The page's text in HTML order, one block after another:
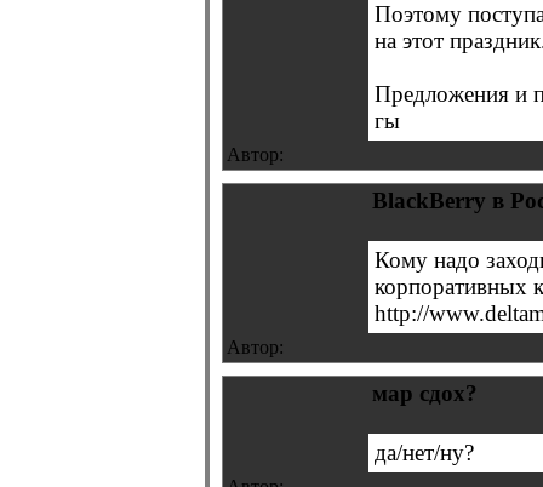
Поэтому
на этот
Предложения и
гы
Автор:
BlackBerry в
Кому надо
корпоративных
http://
Автор:
мар сдох?
да/нет/ну?